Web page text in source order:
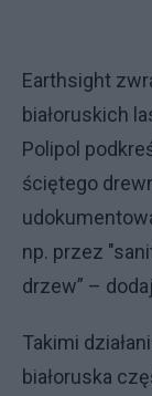
Earthsight
białoruskich
Polipol
ściętego
np. przez
drzew” –
Takimi
białoruska